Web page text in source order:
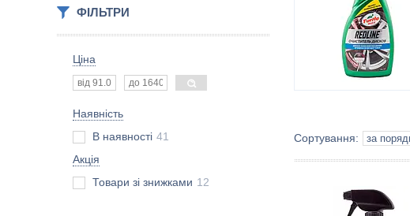
ФІЛЬТРИ
Ціна
Наявність
В наявності 41
Акція
Товари зі знижками 12